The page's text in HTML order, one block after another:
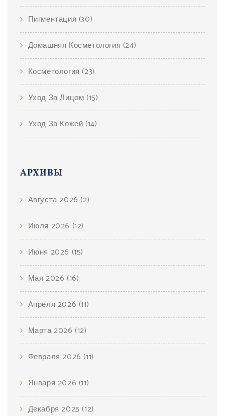
Пигментация (30)
Домашняя Косметология (24)
Косметология (23)
Уход За Лицом (15)
Уход За Кожей (14)
АРХИВЫ
Августа 2026 (2)
Июля 2026 (12)
Июня 2026 (15)
Мая 2026 (16)
Апреля 2026 (11)
Марта 2026 (12)
Февраля 2026 (11)
Января 2026 (11)
Декабря 2025 (12)